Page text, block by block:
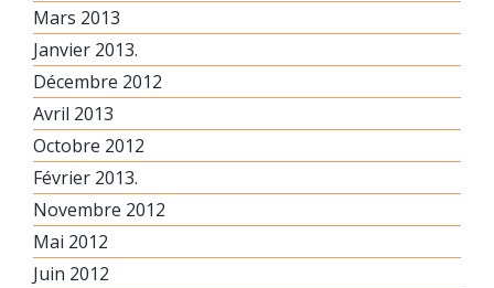
Mars 2013
Janvier 2013.
Décembre 2012
Avril 2013
Octobre 2012
Février 2013.
Novembre 2012
Mai 2012
Juin 2012